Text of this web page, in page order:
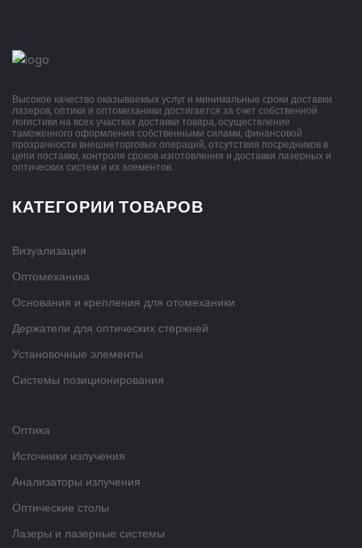
Высокое качество оказываемых услуг и минимальные сроки доставки
лазеров, оптики и оптомеханики достигается за счет собственной
логистики на всех участках доставки товара, осуществление
таможенного оформления собственными силами, финансовой
прозрачности внешнеторговых операций, отсутствия посредников в
цепи поставки, контроля сроков изготовления и доставки лазерных и
оптических систем и их элементов.
КАТЕГОРИИ ТОВАРОВ
Визуализация
Оптомеханика
Основания и крепления для отомеханики
Держатели для оптических стержней
Установочные элементы
Системы позиционирования
Оптика
Источники излучения
Анализаторы излучения
Оптические столы
Лазеры и лазерные системы